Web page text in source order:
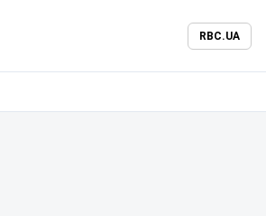
RBC.UA